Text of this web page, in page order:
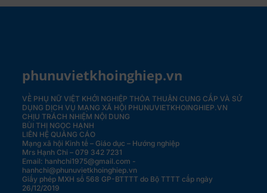
phunuvietkhoinghiep.vn
VỀ PHỤ NỮ VIỆT KHỞI NGHIỆPTHỎA THUẬN CUNG CẤP VÀ SỬ
DỤNG DỊCH VỤ MẠNG XÃ HỘI PHUNUVIETKHOINGHIEP.VN
CHỊU TRÁCH NHIỆM NỘI DUNG
BÙI THỊ NGỌC HẠNH
LIÊN HỆ QUẢNG CÁO
Mạng xã hội Kinh tế – Giáo dục – Hướng nghiệp
Mrs Hạnh Chi – 079 342 7231
Email: hanhchi1975@gmail.com -
hanhchi@phunuvietkhoinghiep.vn
Giấy phép MXH số 568 GP-BTTTT do Bộ TTTT cấp ngày
26/12/2019